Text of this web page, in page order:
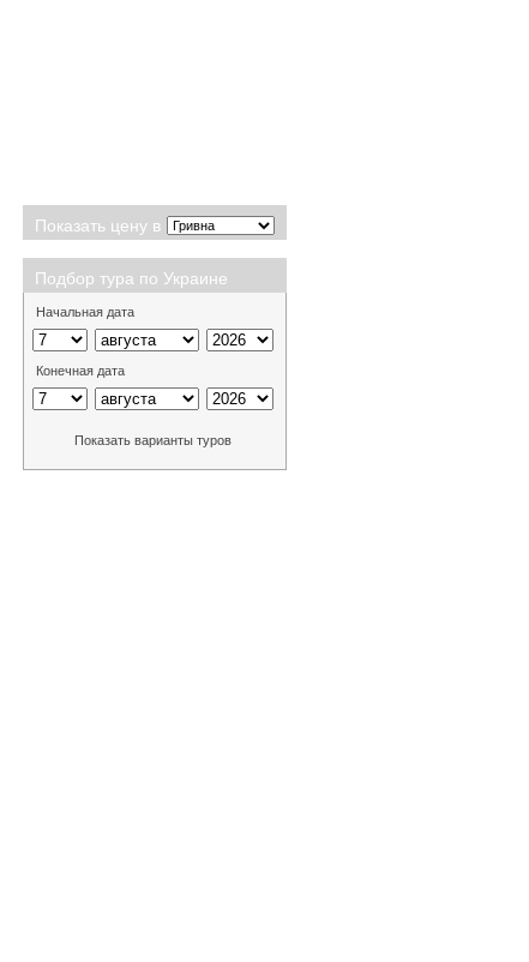
Показать цену в
Подбор тура по Украине
Начальная дата
Конечная дата